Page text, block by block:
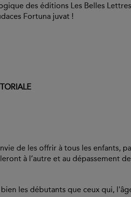
des éditions Les Belles
Fortuna juvat !
de les offrir à tous les enfants,
à l’autre et au dépassement
les débutants que ceux qui,